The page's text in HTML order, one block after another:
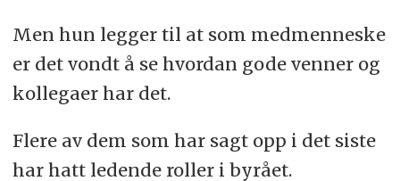
Men hun legger til at som medmenneske
er det vondt å se hvordan gode venner og
kollegaer har det.
Flere av dem som har sagt opp i det siste
har hatt ledende roller i byrået.